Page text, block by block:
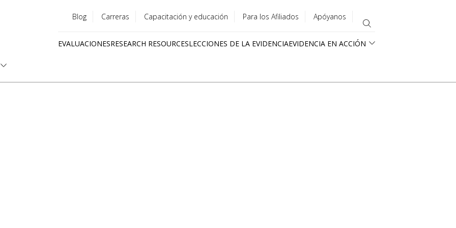
menu
Blog Carreras Capacitación y educación Para los Afiliados Apóyanos
EVALUACIONESRESEARCH RESOURCESLECCIONES DE LA EVIDENCIAEVIDENCIA EN ACCIÓN